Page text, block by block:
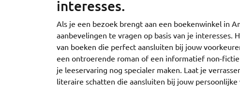
interesses.
Als je een bezoek brengt aan een boekenwinkel in
aanbevelingen te vragen op basis van je
van boeken die perfect aansluiten bij jouw
een ontroerende roman of een informatief non-
je leeservaring nog specialer maken. Laat je
literaire schatten die aansluiten bij jouw persoonlijke